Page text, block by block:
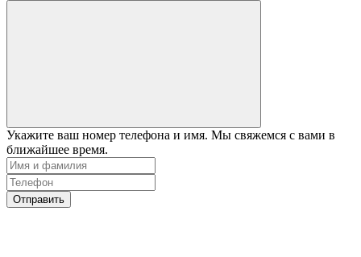
Укажите ваш номер телефона и имя. Мы свяжемся с вами в
ближайшее время.
Отправить